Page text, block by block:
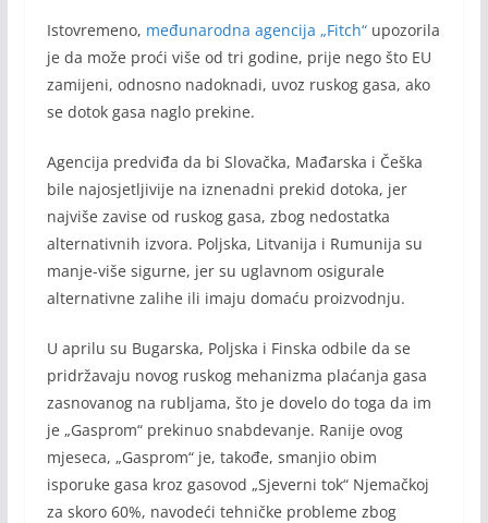
Istovremeno, međunarodna agencija „Fitch“ upozorila
je da može proći više od tri godine, prije nego što EU
zamijeni, odnosno nadoknadi, uvoz ruskog gasa, ako
se dotok gasa naglo prekine.
Agencija predviđa da bi Slovačka, Mađarska i Češka
bile najosjetljivije na iznenadni prekid dotoka, jer
najviše zavise od ruskog gasa, zbog nedostatka
alternativnih izvora. Poljska, Litvanija i Rumunija su
manje-više sigurne, jer su uglavnom osigurale
alternativne zalihe ili imaju domaću proizvodnju.
U aprilu su Bugarska, Poljska i Finska odbile da se
pridržavaju novog ruskog mehanizma plaćanja gasa
zasnovanog na rubljama, što je dovelo do toga da im
je „Gasprom“ prekinuo snabdevanje. Ranije ovog
mjeseca, „Gasprom“ je, takođe, smanjio obim
isporuke gasa kroz gasovod „Sjeverni tok“ Njemačkoj
za skoro 60%, navodeći tehničke probleme zbog